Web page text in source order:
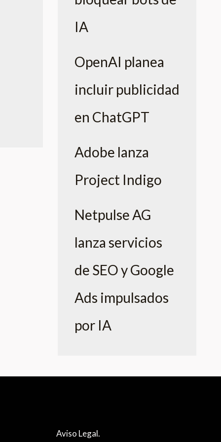
IA
OpenAI planea
incluir publicidad
en ChatGPT
Adobe lanza
Project Indigo
Netpulse AG
lanza servicios
de SEO y Google
Ads impulsados
por IA
Aviso Legal.